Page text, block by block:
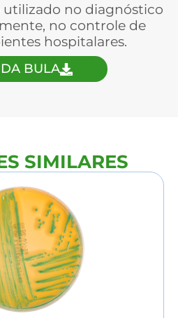
no diagnóstico
no controle de
hospitalares.
BULA
SIMILARES